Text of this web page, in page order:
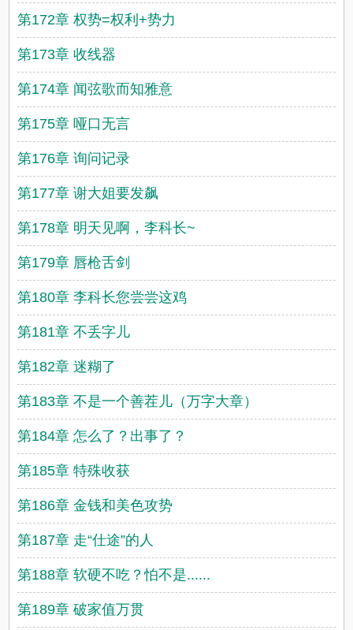
第172章 权势=权利+势力
第173章 收线器
第174章 闻弦歌而知雅意
第175章 哑口无言
第176章 询问记录
第177章 谢大姐要发飙
第178章 明天见啊，李科长~
第179章 唇枪舌剑
第180章 李科长您尝尝这鸡
第181章 不丢字儿
第182章 迷糊了
第183章 不是一个善茬儿（万字大章）
第184章 怎么了？出事了？
第185章 特殊收获
第186章 金钱和美色攻势
第187章 走“仕途”的人
第188章 软硬不吃？怕不是......
第189章 破家值万贯